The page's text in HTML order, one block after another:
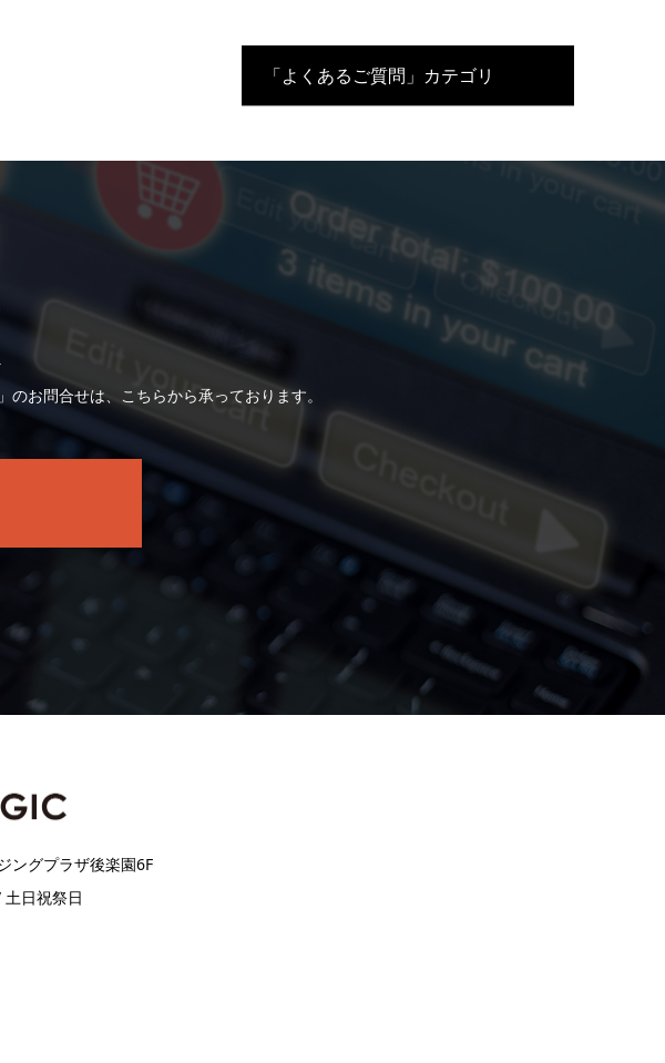
「よくあるご質問」カテゴリ
お問合せは、こちらから承っております。
ングプラザ後楽園6F
日祝祭日